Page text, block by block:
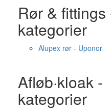
Rør & fittings
kategorier
Alupex rør - Uponor
Afløb·kloak -
kategorier